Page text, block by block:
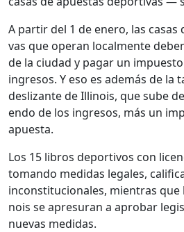
A par­tir del 1 de enero, las
vas que oper­an local­mente
de la ciu­dad y pagar un
ingre­sos. Y eso es además de la
deslizante de Illi­nois, que sube
en­do de los ingre­sos, más un
apues­ta.
Los 15 libros deportivos con
toman­do medi­das legales,
incon­sti­tu­cionales, mien­tras
nois se apresuran a apro­bar
nuevas medi­das.